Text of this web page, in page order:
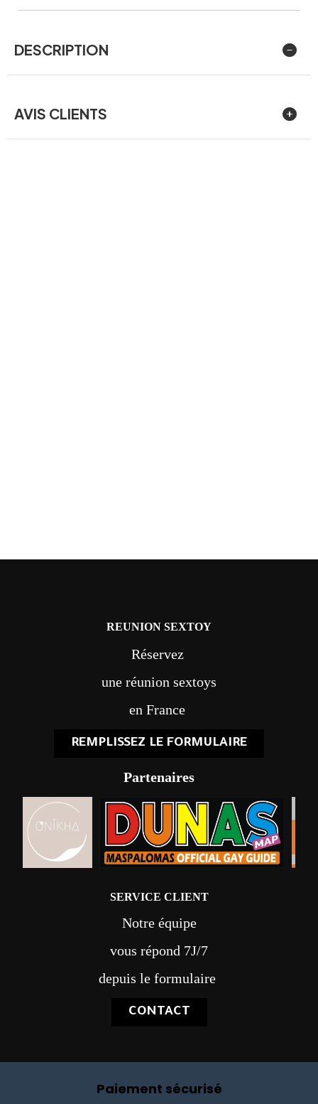
DESCRIPTION
AVIS CLIENTS
REUNION SEXTOY
Réservez
une réunion sextoys
en France
REMPLISSEZ LE FORMULAIRE
Partenaires
SERVICE CLIENT
Notre équipe
vous répond 7J/7
depuis le formulaire
CONTACT
Paiement sécurisé